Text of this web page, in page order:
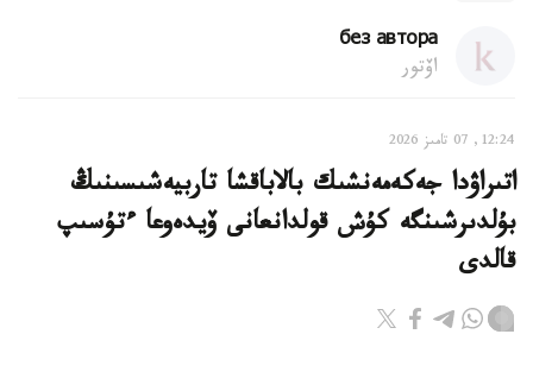
без автора
اۆتور
12:24, 07 تامىز 2026
اتىراۋدا جەكەمەنشىك بالاباقشا تاربيەشىسىنىڭ
بۇلدىرشىنگە كۇش قولدانعانى ۆيدەوعا ءتۇسىپ
قالدى